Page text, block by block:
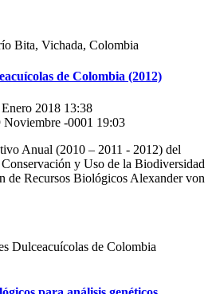
de Colombia (2012)
2018 13:38
-0001 19:03
Anual (2010 – 2011 - 2012) del
y Uso de la Biodiversidad
de Recursos Biológicos Alexander von